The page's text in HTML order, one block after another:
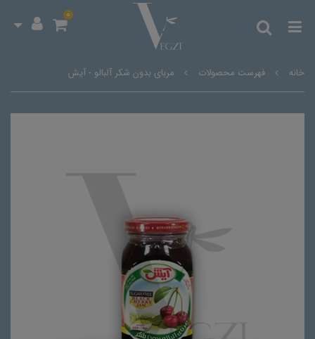
0
خانه فهرست محصولات مربای بدون شکر آلبالو - آیش